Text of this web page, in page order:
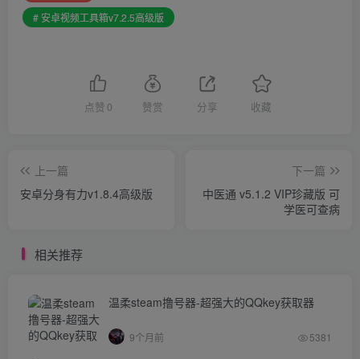
# 安卓视频工具箱v7.2.5高级版
点赞 0 赞赏 分享 收藏
上一篇
安卓分身有力v1.8.4高级版
下一篇
中医通 v5.1.2 VIP珍藏版 可
学医可查病
相关推荐
温柔steam撸号器-超强大的QQkey获取器
9个月前 5381